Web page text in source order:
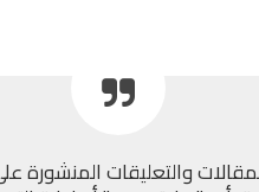
والتعليقات المنشورة